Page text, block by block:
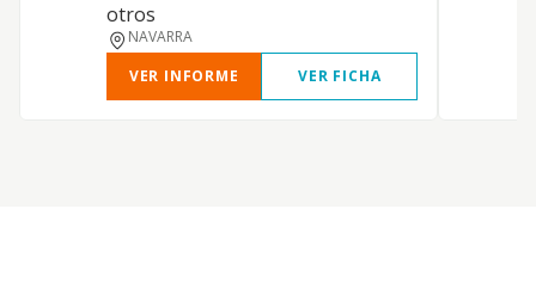
otros
NAVARRA
VER INFORME
VER FICHA